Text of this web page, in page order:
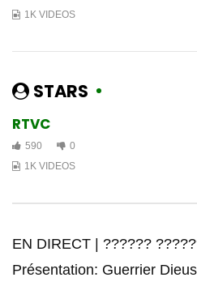
1K VIDEOS
STARS
RTVC
590
0
1K VIDEOS
EN DIRECT | ??????
Présentation: Guerrier